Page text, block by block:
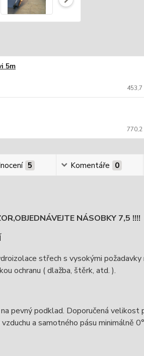
5m
453,7
770,2
5 Komentáře 0
NÁSOBKY 7,5 !!!!
střech s vysokými
ochranu ( dlažba, štěrk, atd. ).
pevný podklad. Doporučená
a samotného pásu minimálně